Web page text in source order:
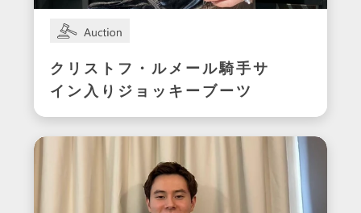
クリストフ・ルメール騎手サ
イン入りジョッキーブーツ